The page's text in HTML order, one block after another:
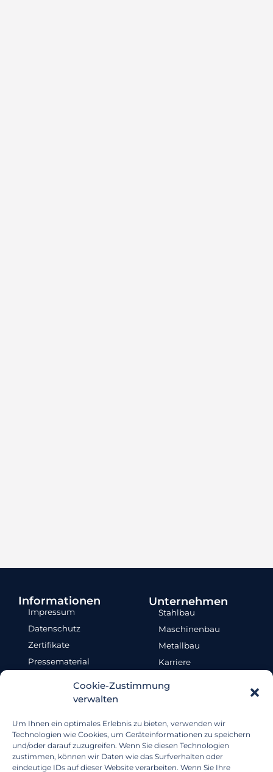
Cookie-Zustimmung
verwalten
Um Ihnen ein optimales Erlebnis zu bieten, verwenden wir
Technologien wie Cookies, um Geräteinformationen zu speichern
und/oder darauf zuzugreifen. Wenn Sie diesen Technologien
zustimmen, können wir Daten wie das Surfverhalten oder
eindeutige IDs auf dieser Website verarbeiten. Wenn Sie Ihre
Unternehmen
Stahlbau
Maschinenbau
Metallbau
Karriere
Informationen
Impressum
Datenschutz
Zertifikate
Pressematerial